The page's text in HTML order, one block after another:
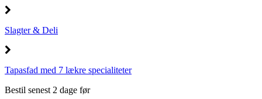
Slagter & Deli
Tapasfad med 7 lækre specialiteter
Bestil senest 2 dage før